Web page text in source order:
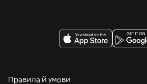
Правила й умови